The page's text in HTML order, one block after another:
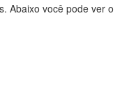
Abaixo você pode ver o